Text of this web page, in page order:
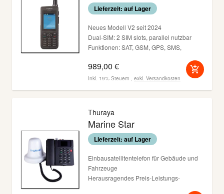
Lieferzeit: auf Lager
Neues Modell V2 seit 2024
Dual-SIM: 2 SIM slots, parallel nutzbar
Funktionen: SAT, GSM, GPS, SMS,
staub, erschütterungs- und
strahlwassergeschützt nach IP65
989,00 €
Inkl. 19% Steuern , exkl. Versandkosten
Thuraya
Marine Star
Lieferzeit: auf Lager
Einbausatellitentelefon für Gebäude und
Fahrzeuge
Herausragendes Preis-Leistungs-